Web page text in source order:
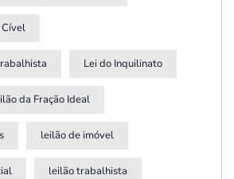
Cível
Lei do Inquilinato
da Fração Ideal
leilão de imóvel
leilão trabalhista